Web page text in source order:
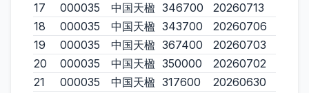
17
000035 中国天楹 346700
20260713
18
000035 中国天楹 343700
20260706
19
000035 中国天楹 367400
20260703
20
000035 中国天楹 350000
20260702
21
000035 中国天楹 317600
20260630